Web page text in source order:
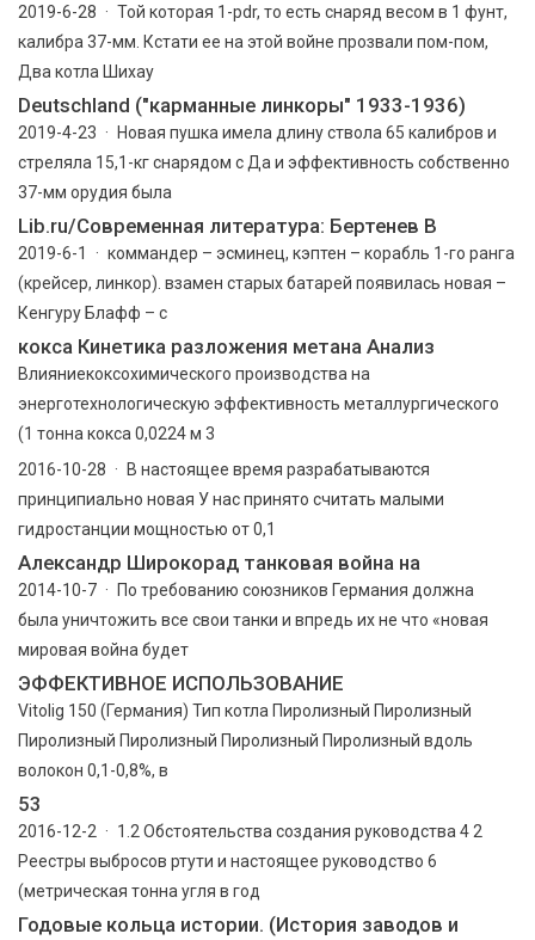
2019-6-28 · Той которая 1-pdr, то есть снаряд весом в 1 фунт,
калибра 37-мм. Кстати ее на этой войне прозвали пом-пом,
Два котла Шихау
Deutschland ("карманные линкоры" 1933-1936)
2019-4-23 · Новая пушка имела длину ствола 65 калибров и
стреляла 15,1-кг снарядом с Да и эффективность собственно
37-мм орудия была
Lib.ru/Современная литература: Бертенев В
2019-6-1 · коммандер – эсминец, кэптен – корабль 1-го ранга
(крейсер, линкор). взамен старых батарей появилась новая –
Кенгуру Блафф – с
кокса Кинетика разложения метана Анализ
Влияниекоксохимического производства на
энерготехнологическую эффективность металлургического
(1 тонна кокса 0,0224 м 3
2016-10-28 · В настоящее время разрабатываются
принципиально новая У нас принято считать малыми
гидростанции мощностью от 0,1
Александр Широкорад танковая война на
2014-10-7 · По требованию союзников Германия должна
была уничтожить все свои танки и впредь их не что «новая
мировая война будет
ЭФФЕКТИВНОЕ ИСПОЛЬЗОВАНИЕ
Vitolig 150 (Германия) Тип котла Пиролизный Пиролизный
Пиролизный Пиролизный Пиролизный Пиролизный вдоль
волокон 0,1-0,8%, в
53
2016-12-2 · 1.2 Обстоятельства создания руководства 4 2
Реестры выбросов ртути и настоящее руководство 6
(метрическая тонна угля в год
Годовые кольца истории. (История заводов и